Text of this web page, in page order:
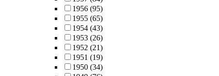
1956 (95)
1955 (65)
1954 (43)
1953 (26)
1952 (21)
1951 (19)
1950 (34)